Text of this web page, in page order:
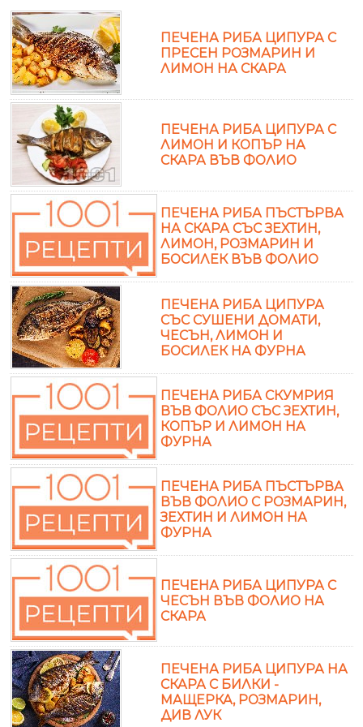
ПЕЧЕНА РИБА ЦИПУРА С
ПРЕСЕН РОЗМАРИН И
ЛИМОН НА СКАРА
ПЕЧЕНА РИБА ЦИПУРА С
ЛИМОН И КОПЪР НА
СКАРА ВЪВ ФОЛИО
ПЕЧЕНА РИБА ПЪСТЪРВА
НА СКАРА СЪС ЗЕХТИН,
ЛИМОН, РОЗМАРИН И
БОСИЛЕК ВЪВ ФОЛИО
ПЕЧЕНА РИБА ЦИПУРА
СЪС СУШЕНИ ДОМАТИ,
ЧЕСЪН, ЛИМОН И
БОСИЛЕК НА ФУРНА
ПЕЧЕНА РИБА СКУМРИЯ
ВЪВ ФОЛИО СЪС ЗЕХТИН,
КОПЪР И ЛИМОН НА
ФУРНА
ПЕЧЕНА РИБА ПЪСТЪРВА
ВЪВ ФОЛИО С РОЗМАРИН,
ЗЕХТИН И ЛИМОН НА
ФУРНА
ПЕЧЕНА РИБА ЦИПУРА С
ЧЕСЪН ВЪВ ФОЛИО НА
СКАРА
ПЕЧЕНА РИБА ЦИПУРА НА
СКАРА С БИЛКИ -
МАЩЕРКА, РОЗМАРИН,
ДИВ ЛУК